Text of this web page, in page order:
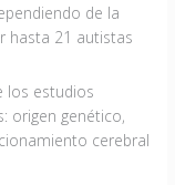
de la
hasta 21 autistas
los estudios
origen genético,
cerebral